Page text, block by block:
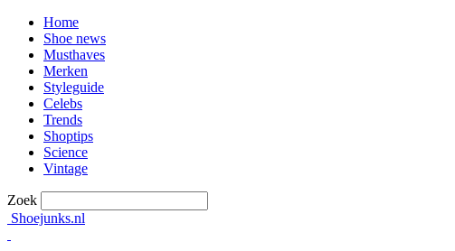
Home
Shoe news
Musthaves
Merken
Styleguide
Celebs
Trends
Shoptips
Science
Vintage
Zoek
Shoejunks.nl